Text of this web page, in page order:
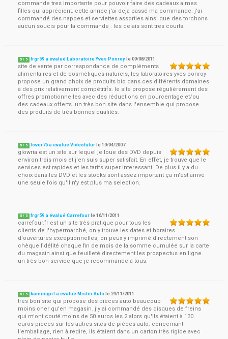
commande tres importante pour pouvoir faire des cadeaux a mes
filles qui apprécient. cette annee j'ai deja passé ma commande. j'ai
commandé des nappes et serviettes assorties ainsi que des torchons.
aucun soucis pour la commande : les delais sont tres courts.
5 / 5 frgr59 a évalué Laboratoire Yves Ponroy le09/08/2011
site de vente par correspondance de compléments
alimentaires et de cosmétiques naturels, les laboratoires yves ponroy
propose un grand choix de produits bio dans ces différents domaines
à des prix relativement compétitifs. le site propose régulièrement des
offres promotionnelles avec des réductions en pourcentage et/ou
des cadeaux offerts. un très bon site dans l'ensemble qui propose
des produits de très bonnes qualités.
5 / 5 lover75 a évalué Videofutur le10/04/2007
glowria est un site sur lequel je loue des DVD depuis
environ trois mois et j'en suis super satisfait. En effet, je trouve que le
services est rapides et les tarifs super interessant. De plus il y a du
choix dans les DVD et les stocks sont assez important ça m'est arrivé
une seule fois qu'il n'y est plus ma selection.
5 / 5 frgr59 a évalué Carrefour le16/11/2011
carrefour.fr est un site très pratique pour tous les
clients de l'hypermarché, on y trouve les dates et horaires
d'ouvertures exceptionnelles, on peux y imprimé directement son
chèque fidélité chaque fin de mois de la somme cumulée sur la carte
du magasin ainsi que feuilleté directement les prospectus en ligne.
un très bon service que je recommande à tous.
5 / 5 kaminigirl a évalué Mister Auto le 24/11/2011
très bon site qui propose des pièces auto beaucoup
moins cher qu'en magasin. j'y ai commandé des disques de freins
qui m'ont couté moins de 50 euros les 2 alors qu'ils étaient à 130
euros pièces sur les autres sites de pièces auto. concernant
l'emballage, rien à redire, ils étaient dans un carton très rigide avec